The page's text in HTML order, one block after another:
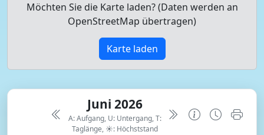
Möchten Sie die Karte laden? (Daten werden an
OpenStreetMap übertragen)
Karte laden
Juni 2026
A: Aufgang, U: Untergang, T:
Taglänge, ☀: Höchststand